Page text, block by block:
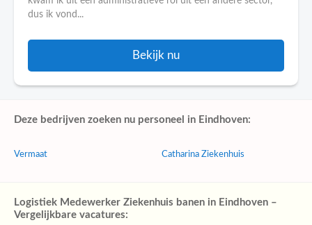
dus ik vond...
Bekijk nu
Deze bedrijven zoeken nu personeel in Eindhoven:
Vermaat Catharina Ziekenhuis
Logistiek Medewerker Ziekenhuis banen in Eindhoven –
Vergelijkbare vacatures: